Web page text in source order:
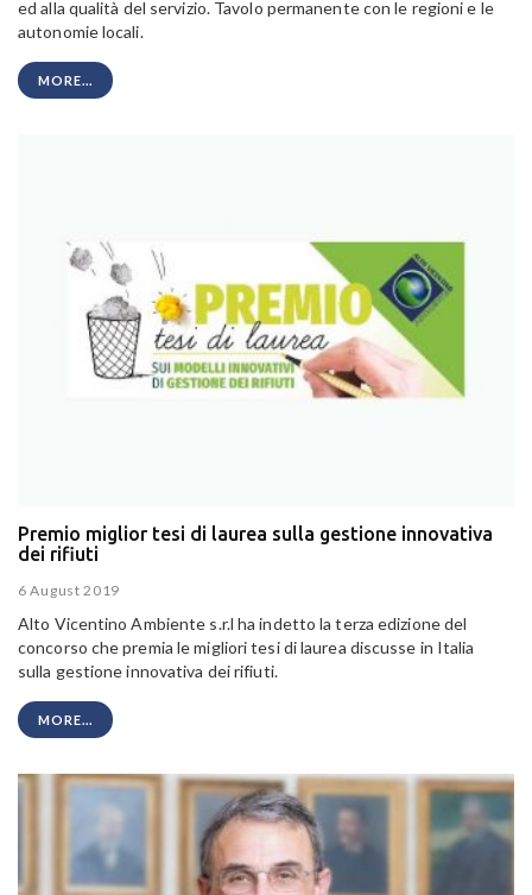
ed alla qualità del servizio. Tavolo permanente con le regioni e le
autonomie locali.
MORE...
Premio miglior tesi di laurea sulla gestione innovativa
dei rifiuti
6 August 2019
Alto Vicentino Ambiente s.r.l ha indetto la terza edizione del
concorso che premia le migliori tesi di laurea discusse in Italia
sulla gestione innovativa dei rifiuti.
MORE...